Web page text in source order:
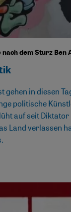
dem Sturz Ben
in diesen
politische
auf seit Diktator
Land verlassen